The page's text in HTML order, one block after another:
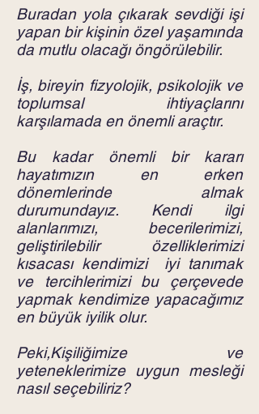
Buradan yola çıkarak sevdiği işi
yapan bir kişinin özel yaşamında
da mutlu olacağı öngörülebilir.
İş, bireyin fizyolojik, psikolojik ve
toplumsal ihtiyaçlarını
karşılamada en önemli araçtır.
Bu kadar önemli bir kararı
hayatımızın en erken
dönemlerinde almak
durumundayız. Kendi ilgi
alanlarımızı, becerilerimizi,
geliştirilebilir özelliklerimizi
kısacası kendimizi iyi tanımak
ve tercihlerimizi bu çerçevede
yapmak kendimize yapacağımız
en büyük iyilik olur.
Peki,Kişiliğimize ve
yeteneklerimize uygun mesleği
nasıl seçebiliriz?